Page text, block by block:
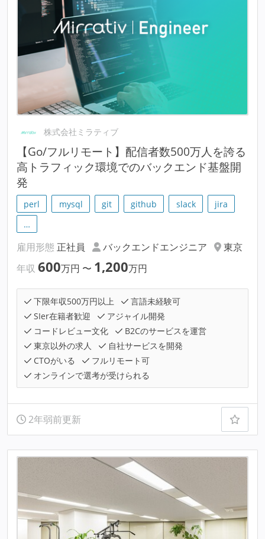
株式会社ミラティブ
【Go/フルリモート】配信者数500万人を誇る
高トラフィック環境でのバックエンド基盤開
発
perl mysql git github slack
jira
…
雇用形態 正社員 バックエンドエンジニア
東京
年収 600万円 〜 1,200万円
下限年収500万円以上
言語未経験可
SIer在籍者歓迎
アジャイル開発
コードレビュー文化
B2Cのサービスを運営
東京以外の求人
自社サービスを開発
CTOがいる
フルリモート可
オンラインで選考が受けられる
2年弱前更新